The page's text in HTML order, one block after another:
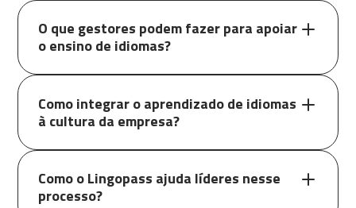
O que gestores podem fazer para apoiar
o ensino de idiomas?
Como integrar o aprendizado de idiomas
à cultura da empresa?
Como o Lingopass ajuda líderes nesse
processo?